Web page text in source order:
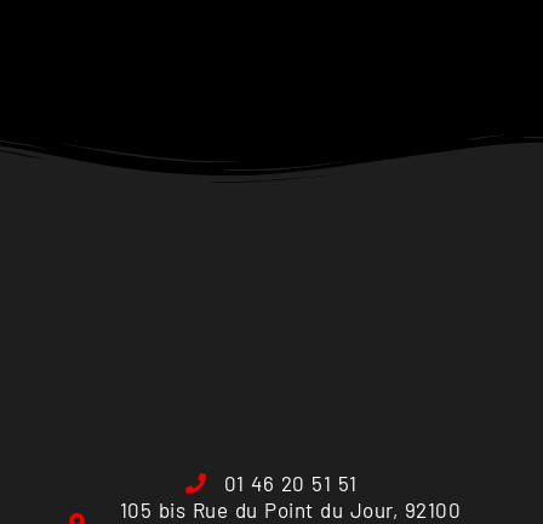
01 46 20 51 51
105 bis Rue du Point du Jour, 92100